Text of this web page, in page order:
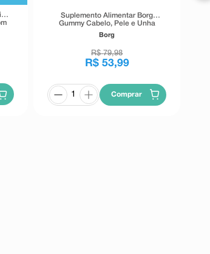
Suplemento Alimentar Borg
Gummy Cabelo, Pele e Unha
Sabor Morango 30 Gomas
Mastigáveis
Borg
R$ 79,98
R$ 53,99
Comprar